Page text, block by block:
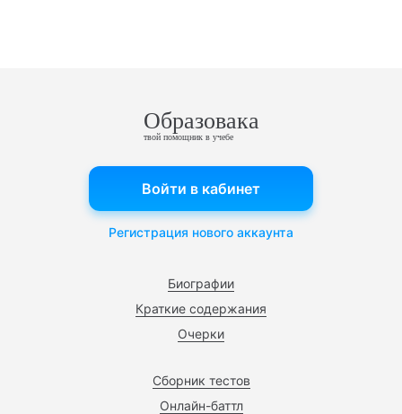
Образовака
твой помощник в учебе
Биографии
Краткие содержания
Очерки
Сборник тестов
Онлайн-баттл
Войти в кабинет
Регистрация нового аккаунта